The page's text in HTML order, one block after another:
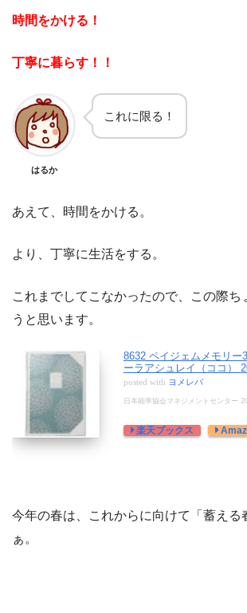
時間をかける！
丁寧に暮らす！！
はるか
これに限る！
あえて、時間をかける。
より、丁寧に生活をする。
これまでしてこなかったので、この際ち
うと思います。
8632 ペイジェムメモリー
ーラアシュレイ（ココ）
posted with ヨメレバ
日本能率協会マネジメントセンター
楽天ブックス
今年の春は、これからに向けて「蓄える
ぁ。